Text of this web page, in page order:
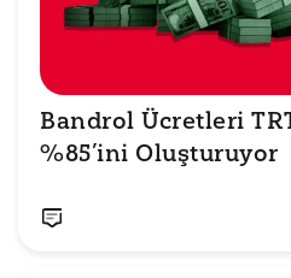
Bandrol Ücretleri
%85’ini Oluşturuyor